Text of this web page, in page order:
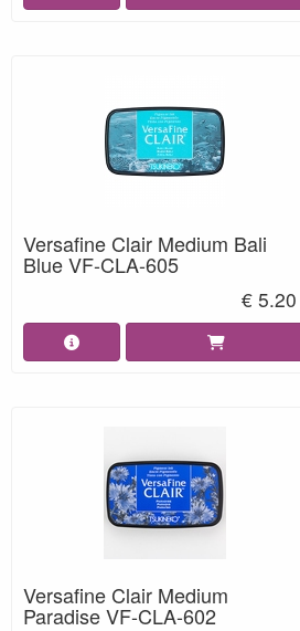
Versafine Clair Medium Bali
Blue VF-CLA-605
€ 5.20
Versafine Clair Medium
Paradise VF-CLA-602